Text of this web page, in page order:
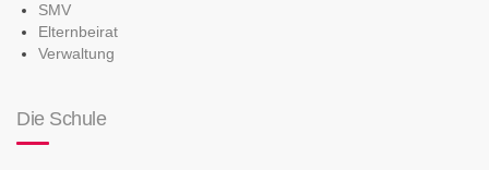
SMV
Elternbeirat
Verwaltung
Die Schule